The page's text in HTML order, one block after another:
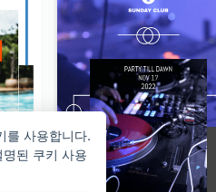
를 사용합니다.
명된 쿠키 사용